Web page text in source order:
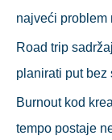
najveći problem
Road trip
planirati put bez
Burnout kod
tempo postaje